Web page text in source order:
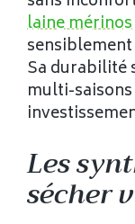
laine mérinos
Sa durabilité
multi-
Les
sécher